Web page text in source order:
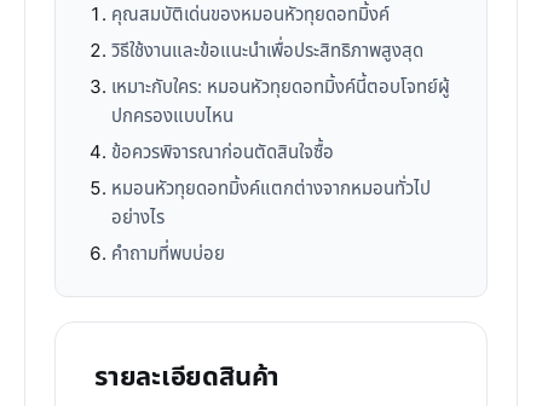
คุณสมบัติเด่นของหมอนหัวทุยดอทมิ้งค์
วิธีใช้งานและข้อแนะนำเพื่อประสิทธิภาพสูงสุด
เหมาะกับใคร: หมอนหัวทุยดอทมิ้งค์นี้ตอบโจทย์ผู้
ปกครองแบบไหน
ข้อควรพิจารณาก่อนตัดสินใจซื้อ
หมอนหัวทุยดอทมิ้งค์แตกต่างจากหมอนทั่วไป
อย่างไร
คำถามที่พบบ่อย
รายละเอียดสินค้า